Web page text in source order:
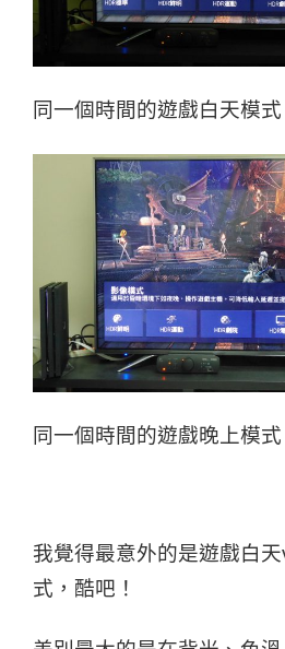
同一個時間的遊戲白天模式
同一個時間的遊戲晚上模式
我覺得最意外的是遊戲白
式，酷吧！